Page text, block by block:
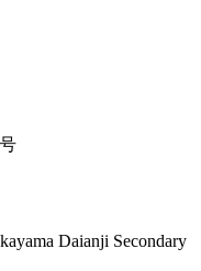
Daianji Secondary